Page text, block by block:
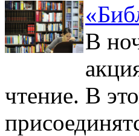
В
чтение. В